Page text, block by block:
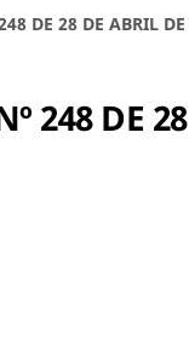
DE 28 DE ABRIL
248 DE